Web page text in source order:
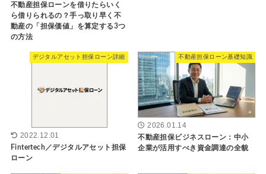
不動産担保ローンを借りたらいく
ら借りられるの？手っ取り早く不
動産の「担保価値」を算定する3つ
の方法
デジタルアセット担保ローン詳細
2022.12.01
Fintertech／デジタルアセット担保
ローン
不動産担保ローン基礎知識
2026.01.14
不動産担保ビジネスローン：中小
企業が活用すべき資金調達の全貌